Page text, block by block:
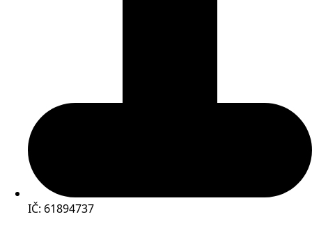
IČ: 61894737